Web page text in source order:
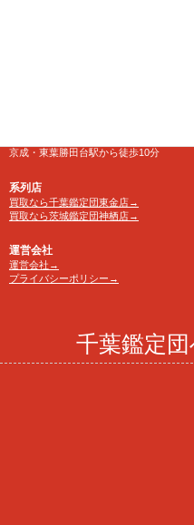
京成・東葉勝田台駅から徒歩10分
系列店
買取なら千葉鑑定団東金店→
買取なら茨城鑑定団神栖店→
運営会社
運営会社→
プライバシーポリシー→
千葉鑑定